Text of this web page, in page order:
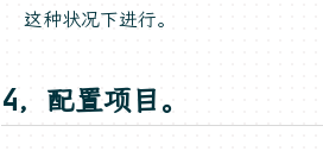
这种状况下进行。
4，配置项目。